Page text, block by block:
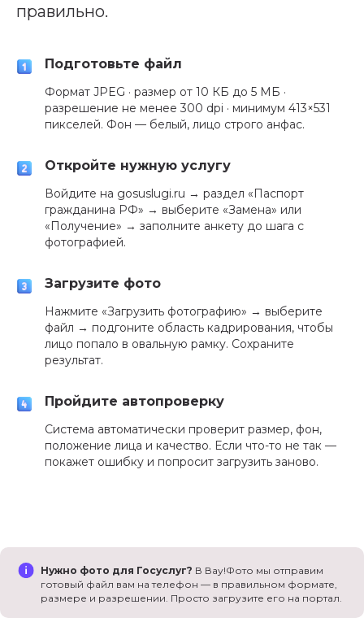
правильно.
Подготовьте файл
Формат JPEG · размер от 10 КБ до 5 МБ ·
разрешение не менее 300 dpi · минимум 413×531
пикселей. Фон — белый, лицо строго анфас.
Откройте нужную услугу
Войдите на gosuslugi.ru → раздел «Паспорт
гражданина РФ» → выберите «Замена» или
«Получение» → заполните анкету до шага с
фотографией.
Загрузите фото
Нажмите «Загрузить фотографию» → выберите
файл → подгоните область кадрирования, чтобы
лицо попало в овальную рамку. Сохраните
результат.
Пройдите автопроверку
Система автоматически проверит размер, фон,
положение лица и качество. Если что-то не так —
покажет ошибку и попросит загрузить заново.
Нужно фото для Госуслуг? В Вау!Фото мы отправим
готовый файл вам на телефон — в правильном формате,
размере и разрешении. Просто загрузите его на портал.